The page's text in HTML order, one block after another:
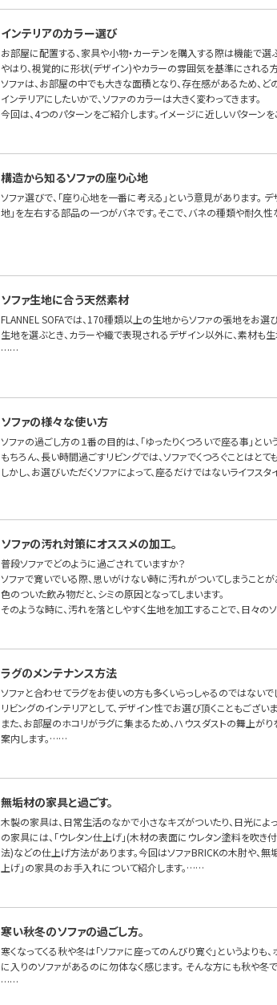
インテリアのカラー選び
お部屋に配置する、家具や小物・カーテンを購入する際は機能で選
やはり、視覚的に形状(デザイン)やカラーの雰囲気を基準にされる
ソファは、お部屋の中でも大きな面積となり、存在感があるため、ど
インテリアにしたいかで、ソファのカラーは大きく変わってきます。
今回は、4つのパターンをご紹介します。イメージに近しいパター
構造から知るソファの座り心地
ソファ選びで、「座り心地を一番に考える」という意見があります。
地」を左右する部品の一つがバネです。そこで、バネの種類や耐久
ソファ生地に合う天然素材
FLANNEL SOFAでは、170種類以上の生地からソファの張地をお選
生地を選ぶとき、カラーや織で表現されるデザイン以外に、素材も
……
ソファの様々な使い方
ソファの過ごし方の１番の目的は、「ゆったりくつろいで座る事」とい
もちろん、長い時間過ごすリビングでは、ソファでくつろぐことはとて
しかし、お選びいただくソファによって、座るだけではないライフス
ソファの汚れ対策にオススメの加工。
普段ソファでどのように過ごされていますか？
ソファで寛いでいる際、思いがけない時に汚れがついてしまうことが
色のついた飲み物だと、シミの原因となってしまいます。
そのような時に、汚れを落としやすく生地を加工することで、日々の
ラグのメンテナンス方法
ソファと合わせてラグをお使いの方も多くいらっしゃるのではないでし
リビングのインテリアとして、デザイン性でお選び頂くこともござ
また、お部屋のホコリがラグに集まるため、ハウスダストの舞上が
案内します。……
無垢材の家具と過ごす。
木製の家具は、日常生活のなかで小さなキズがついたり、日光によ
の家具には、「ウレタン仕上げ」(木材の表面にウレタン塗料を吹
法)などの仕上げ方法があります。今回はソファBRICKの木肘や、
上げ」の家具のお手入れについて紹介します。……
寒い秋冬のソファの過ごし方。
寒くなってくる秋や冬は「ソファに座ってのんびり寛ぐ」というより
に入りのソファがあるのに勿体なく感じます。 そんな方にも秋や冬
……